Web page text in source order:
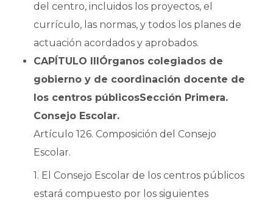
del centro, incluidos los proyectos, el
currículo, las normas, y todos los planes de
actuación acordados y aprobados.
CAPÍTULO IIIÓrganos colegiados de
gobierno y de coordinación docente de
los centros públicosSección Primera.
Consejo Escolar.
Artículo 126. Composición del Consejo
Escolar.
1. El Consejo Escolar de los centros públicos
estará compuesto por los siguientes